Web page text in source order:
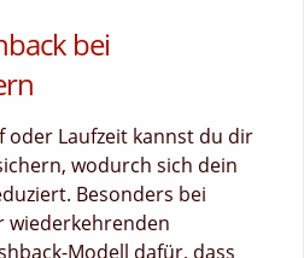
bei
oder Laufzeit kannst du dir
wodurch sich dein
Besonders bei
wiederkehrenden
Modell dafür, dass